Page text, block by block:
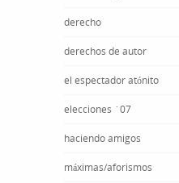
derecho
derechos de autor
el espectador atónito
elecciones ´07
haciendo amigos
máximas/aforismos